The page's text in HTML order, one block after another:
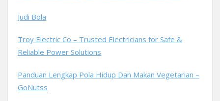
Judi Bola
Troy Electric Co – Trusted Electricians for Safe &
Reliable Power Solutions
Panduan Lengkap Pola Hidup Dan Makan Vegetarian –
GoNutss